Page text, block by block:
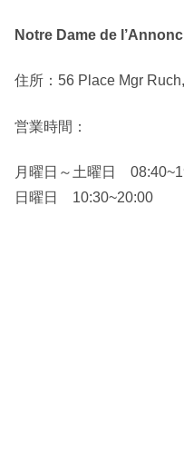
Notre Dame de
住所：56 Place Mgr
営業時間：
月曜日～土曜日
日曜日 10:30~20:00